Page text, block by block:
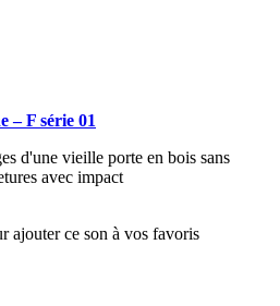
– F série 01
d'une vieille porte en bois sans
avec impact